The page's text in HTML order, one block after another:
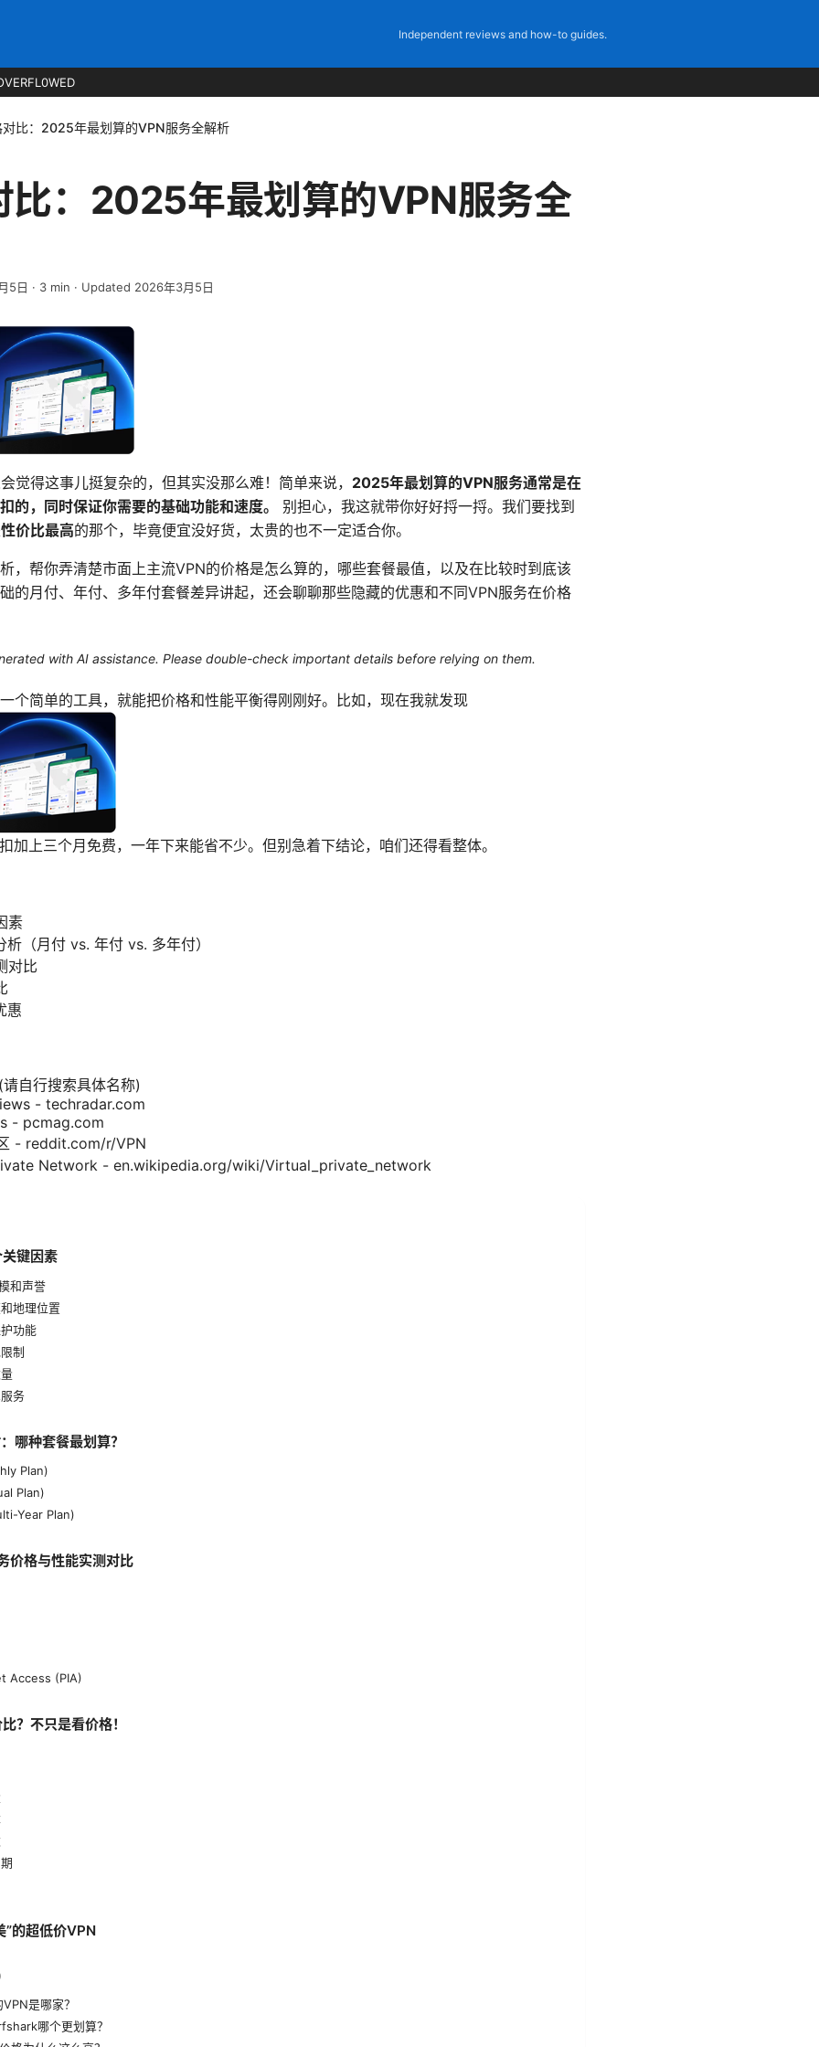
Independent reviews and how-to guides.
比：2025年最划算的VPN服务全解析
：2025年最划算的VPN服务全
5日 · 3 min · Updated 2026年3月5日
觉得这事儿挺复杂的，但其实没那么难！简单来说， 2025年最划算的VPN服务通常是在
的，同时保证你需要的基础功能和速度。
别担心，我这就带你好好捋一捋。我们要找到
性价比最高的那个，毕竟便宜没好货，太贵的也不一定适合你。
，帮你弄清楚市面上主流VPN的价格是怎么算的，哪些套餐最值，以及在比较时到底该
的月付、年付、多年付套餐差异讲起，还会聊聊那些隐藏的优惠和不同VPN服务在价格
with AI assistance. Please double-check important details before relying on them.
个简单的工具，就能把价格和性能平衡得刚刚好。比如，现在我就发现
加上三个月免费，一年下来能省不少。但别急着下结论，咱们还得看整体。
素
（月付 vs. 年付 vs. 多年付）
对比
惠
自行搜索具体名称)
- techradar.com
- pcmag.com
- reddit.com/r/VPN
Network - en.wikipedia.org/wiki/Virtual_private_network
键因素
和声誉
地理位置
功能
制
务
哪种套餐最划算？
Plan)
Plan)
Year Plan)
价格与性能实测对比
Access (PIA)
？不只是看价格！
”的超低价VPN
是哪家？
哪个更划算？